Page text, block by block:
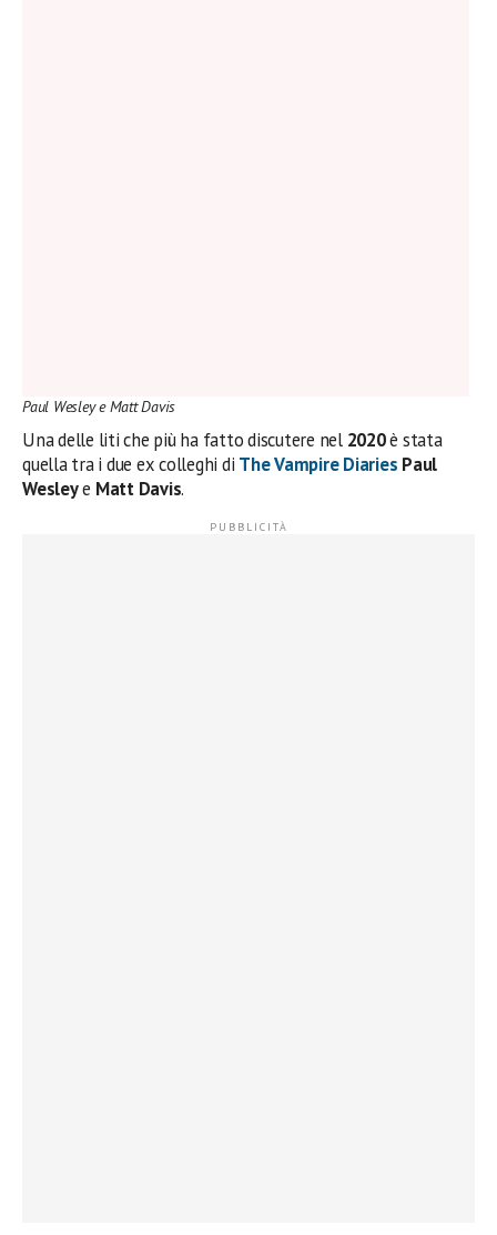
Paul Wesley e Matt Davis
Una delle liti che più ha fatto discutere nel 2020è stata
quella tra i due ex colleghi di The Vampire Diaries Paul
Wesleye Matt Davis.